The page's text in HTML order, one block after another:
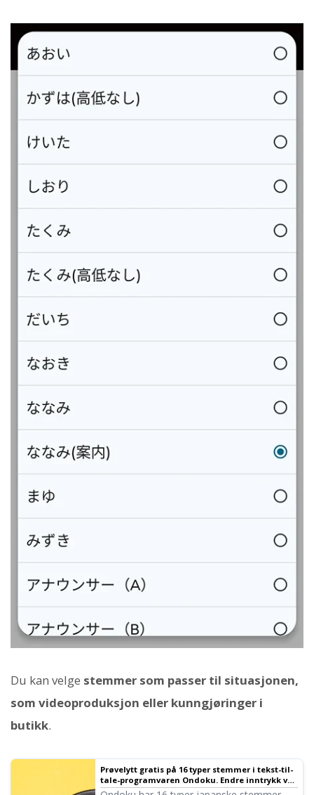
Du kan velge stemmer som passer til situasjonen,
som videoproduksjon eller kunngjøringer i
butikk.
Prøvelytt gratis på 16 typer stemmer i tekst-til-
tale-programvaren Ondoku. Endre inntrykk ved
å justere tonehøyde